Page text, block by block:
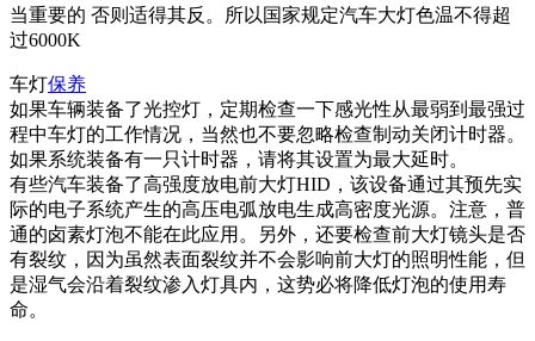
当重要的 否则适得其反。所以国家规定汽车大灯色温不得超
过6000K
车灯保养
如果车辆装备了光控灯，定期检查一下感光性从最弱到最强过
程中车灯的工作情况，当然也不要忽略检查制动关闭计时器。
如果系统装备有一只计时器，请将其设置为最大延时。
有些汽车装备了高强度放电前大灯HID，该设备通过其预先实
际的电子系统产生的高压电弧放电生成高密度光源。注意，普
通的卤素灯泡不能在此应用。另外，还要检查前大灯镜头是否
有裂纹，因为虽然表面裂纹并不会影响前大灯的照明性能，但
是湿气会沿着裂纹渗入灯具内，这势必将降低灯泡的使用寿
命。